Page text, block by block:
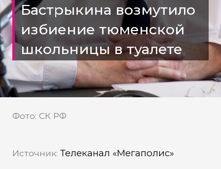
Бастрыкина возмутило
избиение тюменской
школьницы в туалете
Фото: СК РФ
Источник: Телеканал «Мегаполис»